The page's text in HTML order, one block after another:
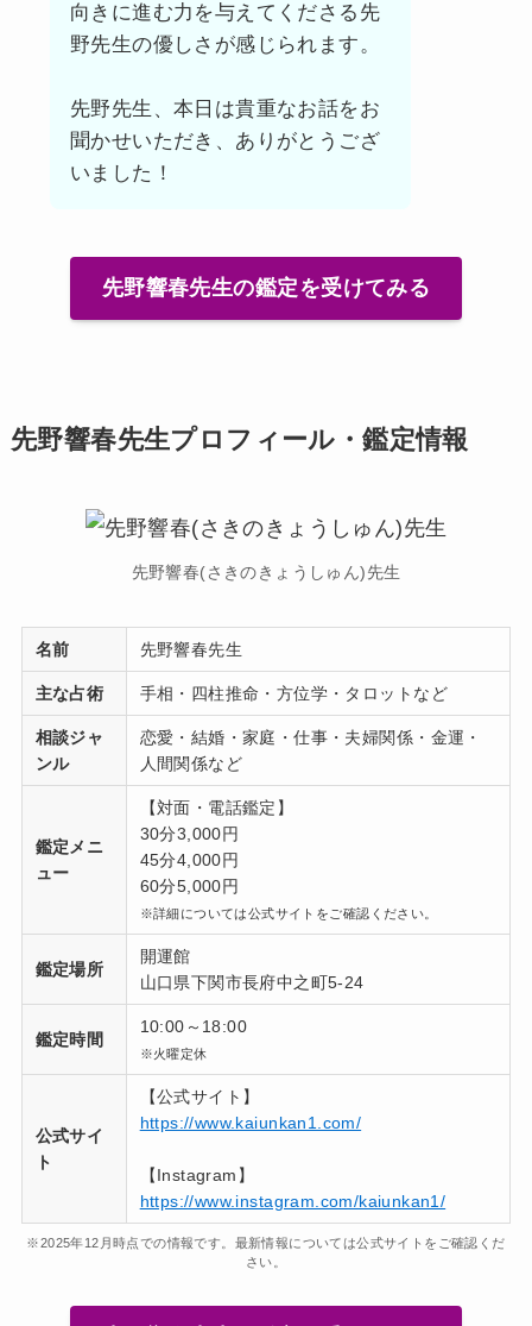
向きに進む力を与えてくださる先
野先生の優しさが感じられます。
先野先生、本日は貴重なお話をお
聞かせいただき、ありがとうござ
いました！
先野響春先生の鑑定を受けてみる
先野響春先生プロフィール・鑑定情報
先野響春(さきのきょうしゅん)先生
名前 先野響春先生
主な占術 手相・四柱推命・方位学・タロットなど
相談ジャ
ンル
恋愛・結婚・家庭・仕事・夫婦関係・金運・
人間関係など
鑑定メニ
ュー
【対面・電話鑑定】
30分3,000円
45分4,000円
60分5,000円
※詳細については公式サイトをご確認ください。
鑑定場所
開運館
山口県下関市長府中之町5-24
鑑定時間
10:00～18:00
※火曜定休
公式サイ
ト
【公式サイト】
https://www.kaiunkan1.com/
【Instagram】
https://www.instagram.com/kaiunkan1/
※2025年12月時点での情報です。最新情報については公式サイトをご確認くだ
さい。